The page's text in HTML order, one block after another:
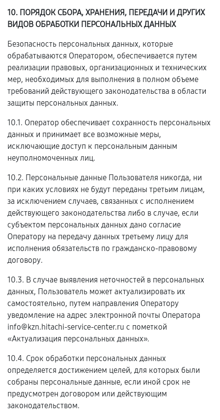
10. ПОРЯДОК СБОРА, ХРАНЕНИЯ, ПЕРЕДАЧИ И ДРУГИХ
ВИДОВ ОБРАБОТКИ ПЕРСОНАЛЬНЫХ ДАННЫХ
Безопасность персональных данных, которые
обрабатываются Оператором, обеспечивается путем
реализации правовых, организационных и технических
мер, необходимых для выполнения в полном объеме
требований действующего законодательства в области
защиты персональных данных.
10.1. Оператор обеспечивает сохранность персональных
данных и принимает все возможные меры,
исключающие доступ к персональным данным
неуполномоченных лиц.
10.2. Персональные данные Пользователя никогда, ни
при каких условиях не будут переданы третьим лицам,
за исключением случаев, связанных с исполнением
действующего законодательства либо в случае, если
субъектом персональных данных дано согласие
Оператору на передачу данных третьему лицу для
исполнения обязательств по гражданско-правовому
договору.
10.3. В случае выявления неточностей в персональных
данных, Пользователь может актуализировать их
самостоятельно, путем направления Оператору
уведомление на адрес электронной почты Оператора
info@kzn.hitachi-service-center.ru с пометкой
«Актуализация персональных данных».
10.4. Срок обработки персональных данных
определяется достижением целей, для которых были
собраны персональные данные, если иной срок не
предусмотрен договором или действующим
законодательством.